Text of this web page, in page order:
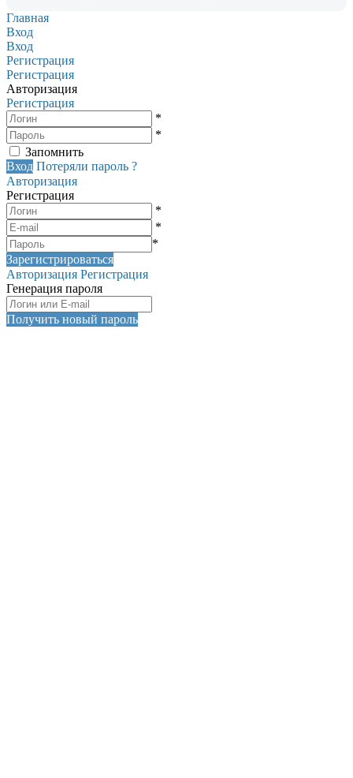
Главная
Вход
Вход
Регистрация
Регистрация
Авторизация
Регистрация
*
*
Запомнить
Вход Потеряли пароль ?
Авторизация
Регистрация
*
*
*
Зарегистрироваться
Авторизация Регистрация
Генерация пароля
Получить новый пароль